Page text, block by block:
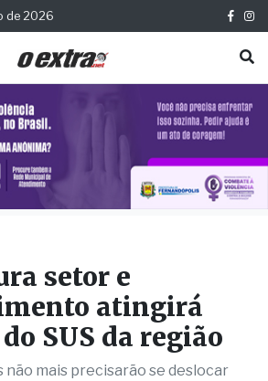
de 2026
setor e
atingirá
SUS da região
mais precisarão se deslocar